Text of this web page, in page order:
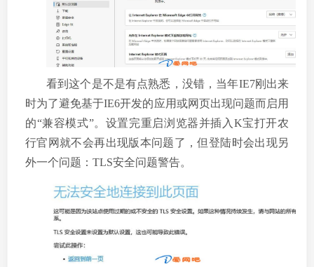
看到这个是不是有点熟悉，没错，当年IE7刚出来
时为了避免基于IE6开发的应用或网页出现问题而启用
的“兼容模式”。设置完重启浏览器并插入K宝打开农
行官网就不会再出现版本问题了，但登陆时会出现另
外一个问题：TLS安全问题警告。